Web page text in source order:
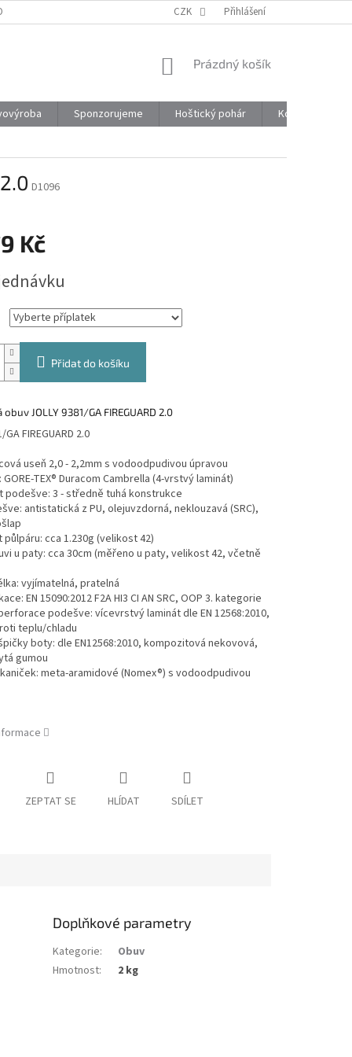
CZK Přihlášení
NÁKUPNÍ
Prázdný košík
Sponzorujeme Hoštický pohár
Kontakty
D1096
Kč
Přidat do košíku
JOLLY 9381/GA FIREGUARD 2.0
GA FIREGUARD 2.0
useň 2,0 - 2,2mm s vodoodpudivou úpravou
TEX® Duracom Cambrella (4-vrstvý laminát)
podešve: 3 - středně tuhá konstrukce
antistatická z PU, olejuvzdorná, neklouzavá (SRC),
cca 1.230g (velikost 42)
u paty: cca 30cm (měřeno u paty, velikost 42, včetně
vyjímatelná, pratelná
EN 15090:2012 F2A HI3 CI AN SRC, OOP 3. kategorie
podešve: vícevrstvý laminát dle EN 12568:2010,
teplu/chladu
boty: dle EN12568:2010, kompozitová nekovová,
gumou
meta-aramidové (Nomex®) s vodoodpudivou
ZEPTAT SE HLÍDAT SDÍLET
Doplňkové parametry
Kategorie:
Obuv
Hmotnost: 2 kg